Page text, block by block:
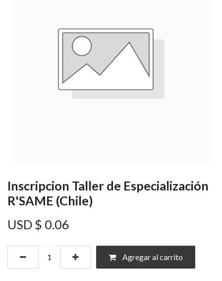
Inscripcion Taller de Especialización
R'SAME (Chile)
USD $ 0.06
Agregar al carrito